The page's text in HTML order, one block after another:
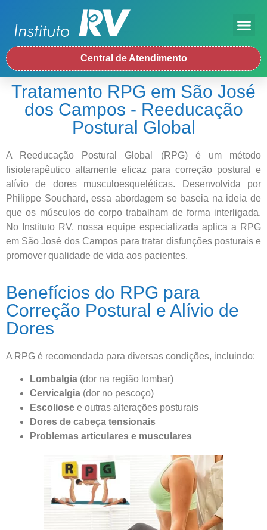
Central de Atendimento
Tratamento RPG em São José
dos Campos - Reeducação
Postural Global
A Reeducação Postural Global (RPG) é um método
fisioterapêutico altamente eficaz para correção postural e
alívio de dores musculoesqueléticas. Desenvolvida por
Philippe Souchard, essa abordagem se baseia na ideia de
que os músculos do corpo trabalham de forma interligada.
No Instituto RV, nossa equipe especializada aplica a RPG
em São José dos Campos para tratar disfunções posturais e
promover qualidade de vida aos pacientes.
Benefícios do RPG para
Correção Postural e Alívio de
Dores
A RPG é recomendada para diversas condições, incluindo:
Lombalgia (dor na região lombar)
Cervicalgia (dor no pescoço)
Escoliose e outras alterações posturais
Dores de cabeça tensionais
Problemas articulares e musculares